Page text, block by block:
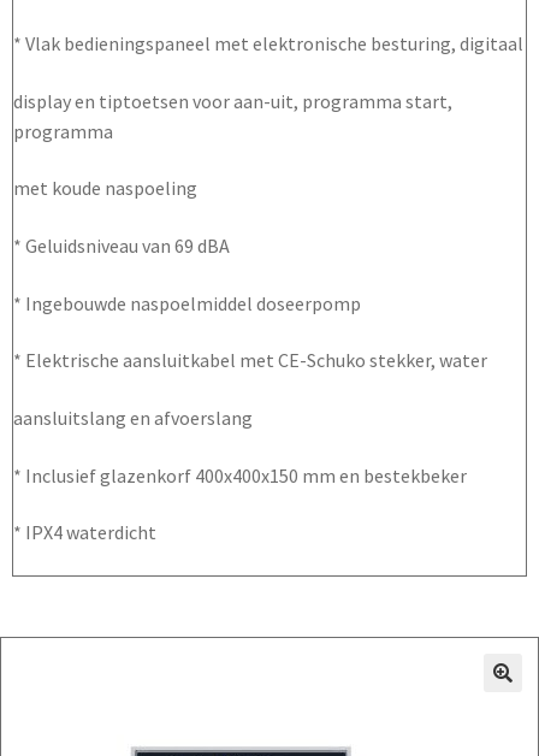
* Vlak bedieningspaneel met elektronische besturing, digitaal
display en tiptoetsen voor aan-uit, programma start,
programma
met koude naspoeling
* Geluidsniveau van 69 dBA
* Ingebouwde naspoelmiddel doseerpomp
* Elektrische aansluitkabel met CE-Schuko stekker, water
aansluitslang en afvoerslang
* Inclusief glazenkorf 400x400x150 mm en bestekbeker
* IPX4 waterdicht